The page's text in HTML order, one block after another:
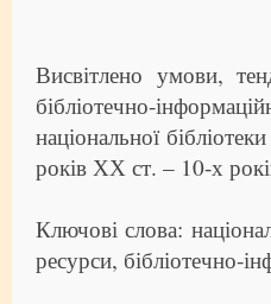
Висвітлено умови,
бібліотечно-
національної
років ХХ ст. – 10-х
Ключові слова:
ресурси, бібліотечно-